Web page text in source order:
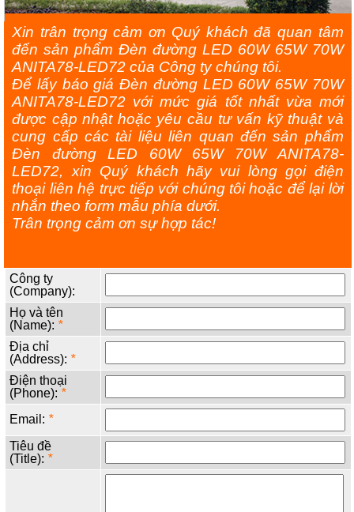
Xin trân trọng cảm ơn Quý khách đã quan tâm
đến sản phẩm Đèn đường LED 60W 65W 70W
ANITA78-LED72 của Công ty chúng tôi.
Để lấy báo giá Đèn đường LED 60W 65W 70W
ANITA78-LED72 với mức giá tốt nhất vừa mới
được cập nhật hoặc yêu cầu tư vấn kỹ thuật và
cung cấp các tài liệu liên quan đến sản phẩm
Đèn đường LED 60W 65W 70W ANITA78-
LED72, xin Quý khách hãy vui lòng gọi điện
thoại liên hệ trực tiếp với chúng tôi hoặc để lại lời
nhắn theo form mẫu phía dưới.
Trân trọng cảm ơn sự hợp tác!
Công ty
(Company):
Họ và tên
(Name): *
Địa chỉ
(Address): *
Điện thoại
(Phone): *
Email: *
Tiêu đề
(Title): *